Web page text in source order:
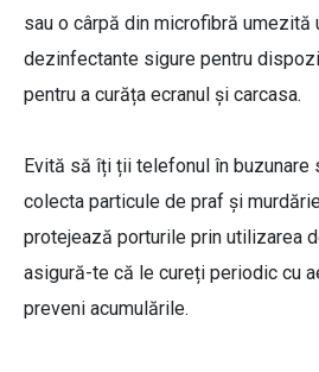
sau o cârpă din microfibră umezită
dezinfectante sigure pentru
pentru a curăța ecranul și carcasa.
Evită să îți ții telefonul în buzunare
colecta particule de praf și
protejează porturile prin utilizarea
asigură-te că le cureți periodic cu
preveni acumulările.